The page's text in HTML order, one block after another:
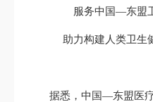
服务中国—东盟
助力构建人类卫生
据悉，中国—东盟医